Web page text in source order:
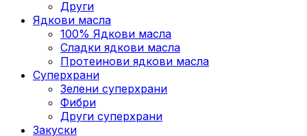
Други
Ядкови масла
100% Ядкови масла
Сладки ядкови масла
Протеинови ядкови масла
Суперхрани
Зелени суперхрани
Фибри
Други суперхрани
3акуски